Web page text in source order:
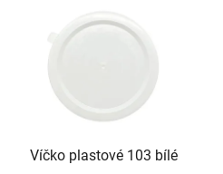
Víčko plastové 103 bílé